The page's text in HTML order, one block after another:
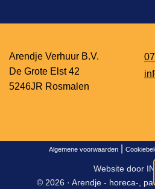
Arendje Verhuur B.V.
De Grote Elst 42
5246JR Rosmalen
Algemene voorwaarden
Website door
© 2026 · Arendje - horeca-,